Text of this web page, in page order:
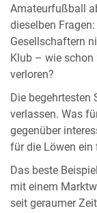
Amateurfußball
dieselben
Gesellschaftern
Klub – wie
verloren?
Die begehrtesten
verlassen. Was
gegenüber
für die Löwen ein
Das beste
mit einem
seit geraumer